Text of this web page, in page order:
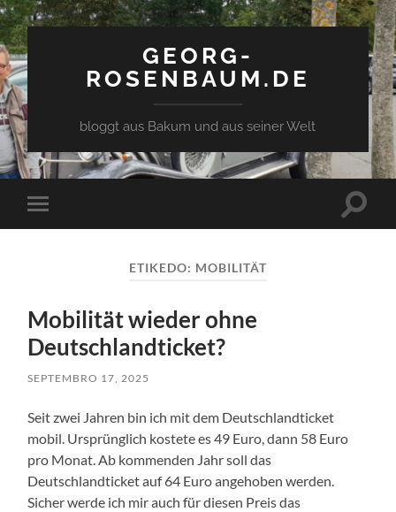
GEORG-
ROSENBAUM.DE
bloggt aus Bakum und aus seiner Welt
Toggle
mobile
Toggle
ETIKEDO: MOBILITÄT
Mobilität wieder ohne
Deutschlandticket?
SEPTEMBRO 17, 2025
Seit zwei Jahren bin ich mit dem Deutschlandticket
mobil. Ursprünglich kostete es 49 Euro, dann 58 Euro
pro Monat. Ab kommenden Jahr soll das
Deutschlandticket auf 64 Euro angehoben werden.
Sicher werde ich mir auch für diesen Preis das